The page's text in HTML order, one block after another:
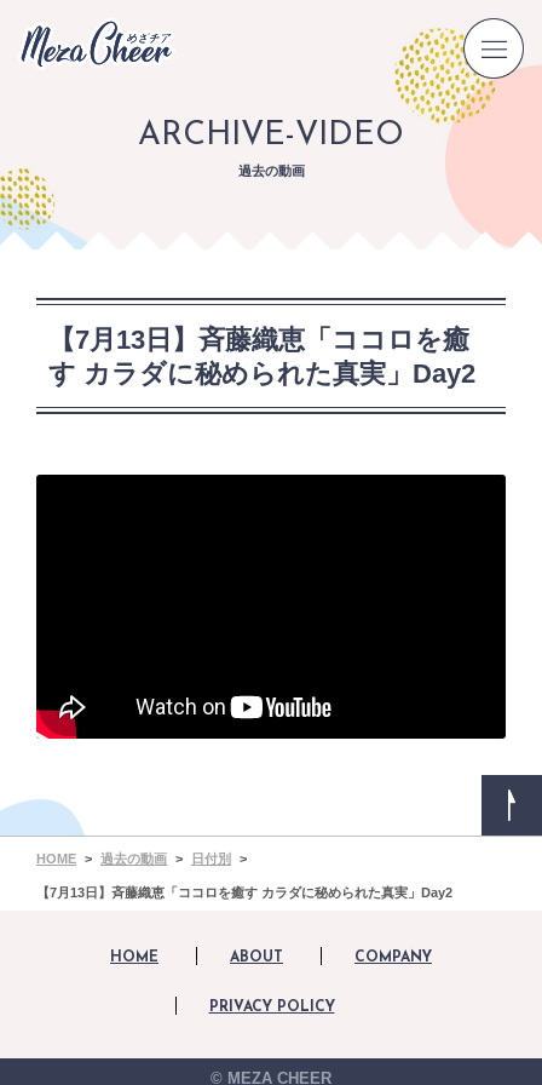
ARCHIVE-VIDEO
過去の動画
【7月13日】斉藤織恵「ココロを癒
す カラダに秘められた真実」Day2
HOME 過去の動画 日付別
【7月13日】斉藤織恵「ココロを癒す カラダに秘められた真実」Day2
HOME ABOUT COMPANY
PRIVACY POLICY
© MEZA CHEER